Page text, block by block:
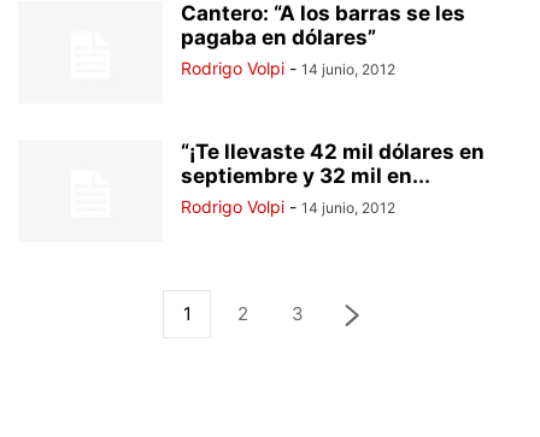
Cantero: “A los barras se les
pagaba en dólares”
Rodrigo Volpi - 14 junio, 2012
“¡Te llevaste 42 mil dólares en
septiembre y 32 mil en...
Rodrigo Volpi - 14 junio, 2012
1 2 3